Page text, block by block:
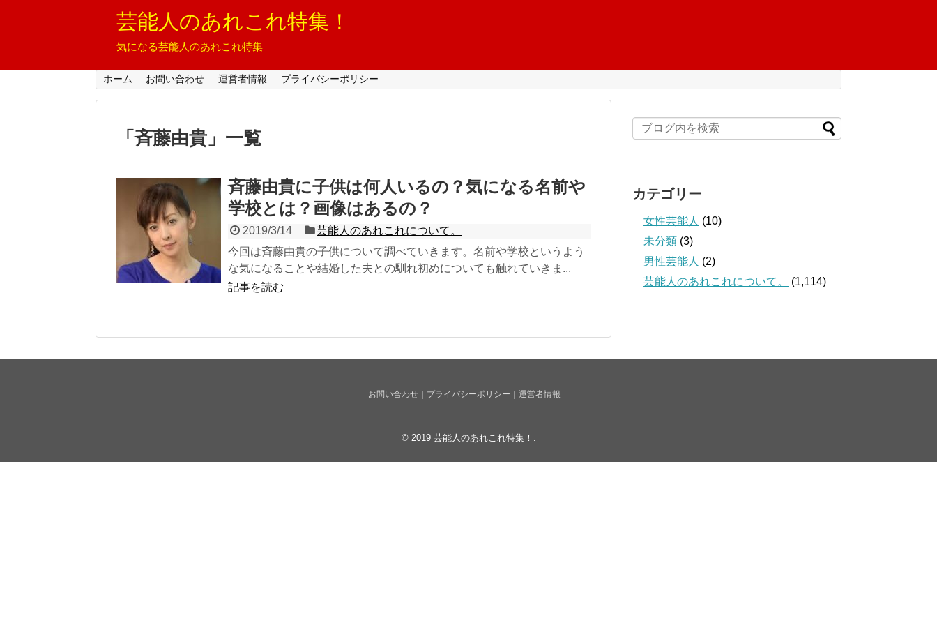
芸能人のあれこれ特集！
気になる芸能人のあれこれ特集
ホーム お問い合わせ 運営者情報 プライバシーポリシー
「斉藤由貴 」 一覧
斉藤由貴に子供は何人いるの？気になる名前や
学校とは？画像はあるの？
2019/3/14
芸能人のあれこれについて。
今回は斉藤由貴の子供について調べていきます。名前や学校というよう
な気になることや結婚した夫との馴れ初めについても触れていきま...
記事を読む
カテゴリー
女性芸能人 (10)
未分類 (3)
男性芸能人 (2)
芸能人のあれこれについて。
(1,114)
お問い合わせ｜ プライバシーポリシー 運営者情報
© 2019 芸能人のあれこれ特集！ .